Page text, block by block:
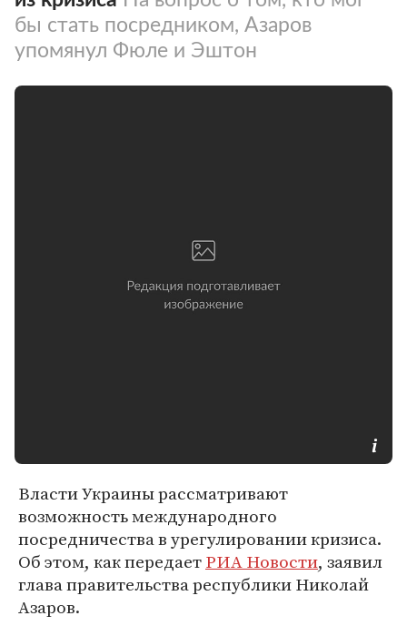
бы стать посредником, Азаров
упомянул Фюле и Эштон
Власти Украины рассматривают
возможность международного
посредничества в урегулировании кризиса.
Об этом, как передаетРИА Новости, заявил
глава правительства республики Николай
Азаров.